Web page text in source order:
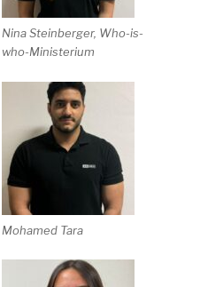
Nina Steinberger, Who-is-
who-Ministerium
Mohamed Tara